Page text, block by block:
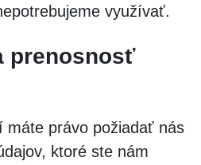
využívať.
prenosnosť
máte právo požiadať nás
ktoré ste nám